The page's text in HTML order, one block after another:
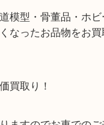
・宝塚市からご来